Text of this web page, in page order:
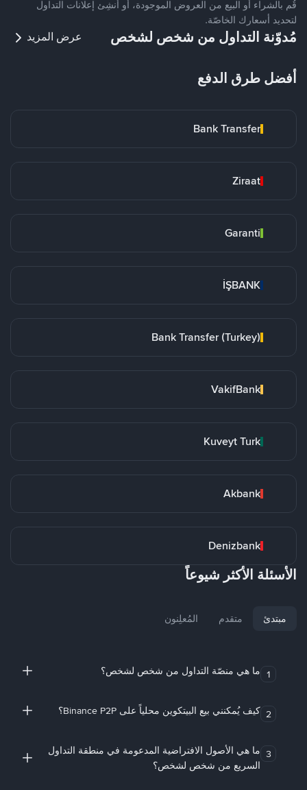
قُم بالشراء أو البيع من العروض الموجودة، أو أنشِئ إعلانات التداول
لتحديد أسعارك الخاصّة.
مُدوّنة التداول من شخص لشخص عرض المزيد
أفضل طرق الدفع
Bank Transfer
Ziraat
Garanti
İŞBANK
Bank Transfer (Turkey)
VakifBank
Kuveyt Turk
Akbank
Denizbank
الأسئلة الأكثر شيوعاً
مبتدئ متقدم المُعلِنون
1 ما هي منصّة التداول من شخص لشخص؟
2 كيف يُمكنني بيع البيتكوين محلياً على Binance P2P؟
3 ما هي الأصول الافتراضية المدعومة في منطقة التداول
السريع من شخص لشخص؟